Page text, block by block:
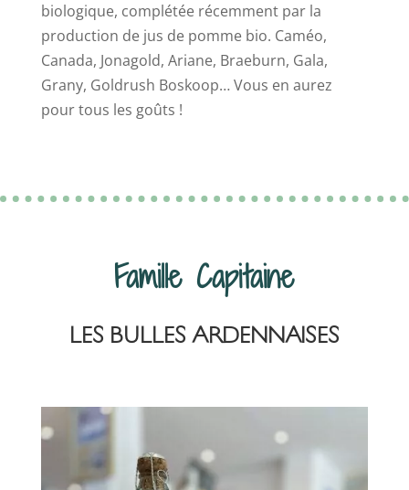
biologique, complétée récemment par la
production de jus de pomme bio. Caméo,
Canada, Jonagold, Ariane, Braeburn, Gala,
Grany, Goldrush Boskoop… Vous en aurez
pour tous les goûts !
Famille Capitaine
LES BULLES ARDENNAISES